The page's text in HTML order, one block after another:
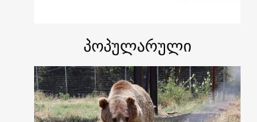
პოპულარული